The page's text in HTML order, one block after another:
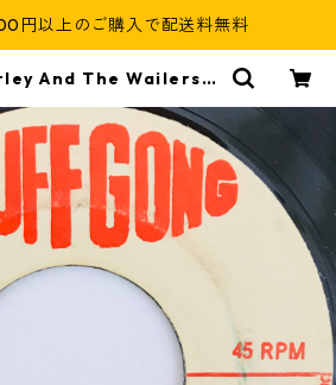
円以上のご購入で配送料無料
And The Wailers -
aican Soul